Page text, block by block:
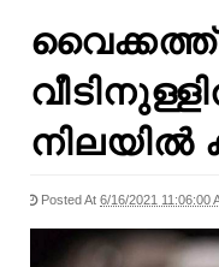
വൈക്കത്ത്
നിലയിൽ
Posted At 6/16/2021 11:06:00